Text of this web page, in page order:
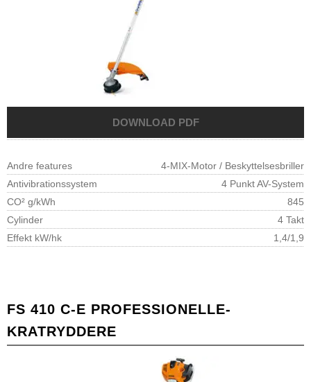
Andre features
4-MIX-Motor / Beskyttelsesbriller
Antivibrationssystem
4 Punkt AV-System
CO² g/kWh
845
Cylinder
4 Takt
Effekt kW/hk
1,4/1,9
FS 410 C-E PROFESSIONELLE-
KRATRYDDERE